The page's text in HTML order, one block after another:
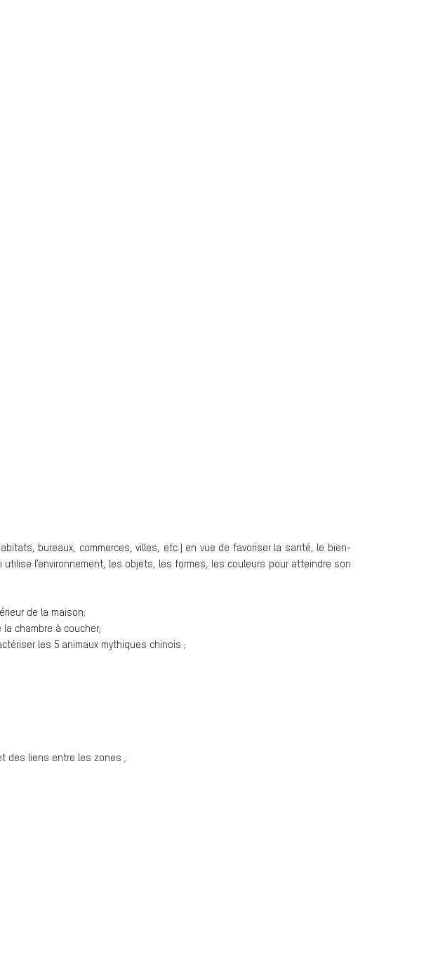
bureaux, commerces, villes, etc.) en vue de favoriser la santé, le bien-
l’environnement, les objets, les formes, les couleurs pour atteindre son
de la maison;
chambre à coucher;
les 5 animaux mythiques chinois ;
des liens entre les zones ;